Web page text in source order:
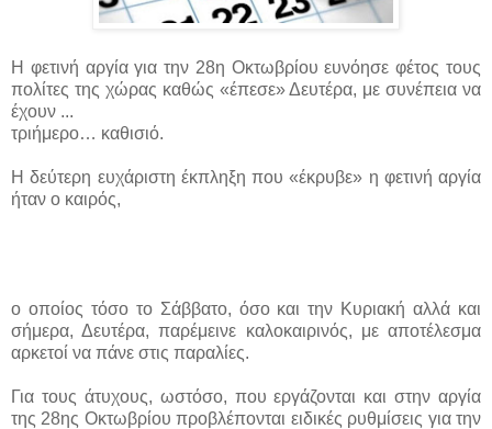
Η φετινή αργία για την 28η Οκτωβρίου ευνόησε φέτος τους
πολίτες της χώρας καθώς «έπεσε» Δευτέρα, με συνέπεια να
έχουν ...
τριήμερο… καθισιό.
Η δεύτερη ευχάριστη έκπληξη που «έκρυβε» η φετινή αργία
ήταν ο καιρός,
ο οποίος τόσο το Σάββατο, όσο και την Κυριακή αλλά και
σήμερα, Δευτέρα, παρέμεινε καλοκαιρινός, με αποτέλεσμα
αρκετοί να πάνε στις παραλίες.
Για τους άτυχους, ωστόσο, που εργάζονται και στην αργία
της 28ης Οκτωβρίου προβλέπονται ειδικές ρυθμίσεις για την